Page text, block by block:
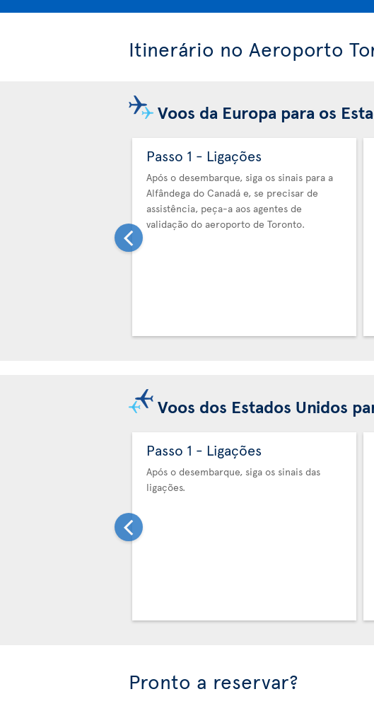
Itinerário no Aeroporto
Voos da Europa para os
Passo 1 - Ligações
Após o desembarque, siga os sinais para a
Alfândega do Canadá e, se precisar de
assistência, peça-a aos agentes de
validação do aeroporto de Toronto.
Voos dos Estados Unidos
Passo 1 - Ligações
Após o desembarque, siga os sinais das
ligações.
Pronto a reservar?